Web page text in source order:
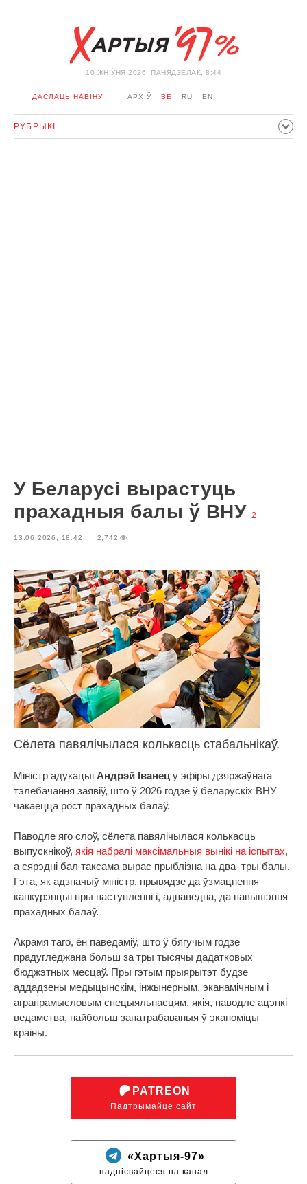
10 ЖНIЎНЯ 2026, ПАНЯДЗЕЛАК, 8:44
ДАСЛАЦЬ НАВІНУ АРХІЎ BE RU EN
РУБРЫКІ
У Беларусі вырастуць
прахадныя балы ў ВНУ 2
13.06.2026, 18:42 2,742
Сёлета павялічылася колькасць стабальнікаў.
Міністр адукацыі Андрэй Іванец у эфіры дзяржаўнага
тэлебачання заявіў, што ў 2026 годзе ў беларускіх ВНУ
чакаецца рост прахадных балаў.
Паводле яго слоў, сёлета павялічылася колькасць
выпускнікоў, якія набралі максімальныя вынікі на іспытах,
а сярэдні бал таксама вырас прыблізна на два–тры балы.
Гэта, як адзначыў міністр, прывядзе да ўзмацнення
канкурэнцыі пры паступленні і, адпаведна, да павышэння
прахадных балаў.
Акрамя таго, ён паведаміў, што ў бягучым годзе
прадугледжана больш за тры тысячы дадатковых
бюджэтных месцаў. Пры гэтым прыярытэт будзе
аддадзены медыцынскім, інжынерным, эканамічным і
аграпрамысловым спецыяльнасцям, якія, паводле ацэнкі
ведамства, найбольш запатрабаваныя ў эканоміцы
краіны.
PATREON
Падтрымайце сайт
«Хартыя-97»
падпісвайцеся на канал